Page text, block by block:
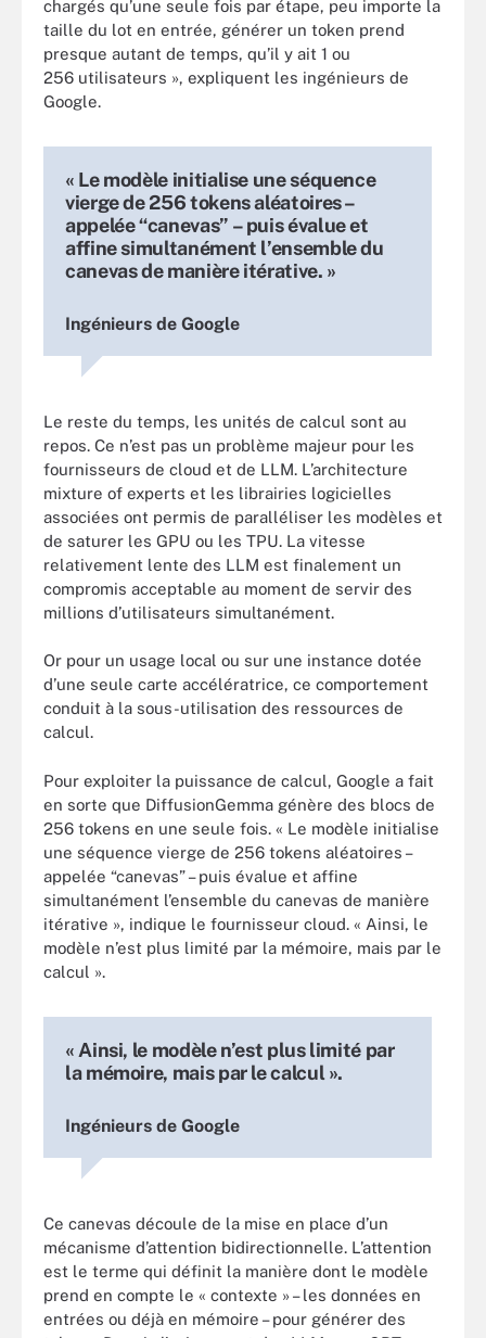
chargés qu’une seule fois par étape, peu importe la
taille du lot en entrée, générer un token prend
presque autant de temps, qu’il y ait 1 ou
256 utilisateurs », expliquent les ingénieurs de
Google.
« Le modèle initialise une séquence
vierge de 256 tokens aléatoires –
appelée “canevas” – puis évalue et
affine simultanément l’ensemble du
canevas de manière itérative. »
Ingénieurs de Google
Le reste du temps, les unités de calcul sont au
repos. Ce n’est pas un problème majeur pour les
fournisseurs de cloud et de LLM. L’architecture
mixture of experts et les librairies logicielles
associées ont permis de paralléliser les modèles et
de saturer les GPU ou les TPU. La vitesse
relativement lente des LLM est finalement un
compromis acceptable au moment de servir des
millions d’utilisateurs simultanément.
Or pour un usage local ou sur une instance dotée
d’une seule carte accélératrice, ce comportement
conduit à la sous-utilisation des ressources de
calcul.
Pour exploiter la puissance de calcul, Google a fait
en sorte que DiffusionGemma génère des blocs de
256 tokens en une seule fois. « Le modèle initialise
une séquence vierge de 256 tokens aléatoires –
appelée “canevas” – puis évalue et affine
simultanément l’ensemble du canevas de manière
itérative », indique le fournisseur cloud. « Ainsi, le
modèle n’est plus limité par la mémoire, mais par le
calcul ».
« Ainsi, le modèle n’est plus limité par
la mémoire, mais par le calcul ».
Ingénieurs de Google
Ce canevas découle de la mise en place d’un
mécanisme d’attention bidirectionnelle. L’attention
est le terme qui définit la manière dont le modèle
prend en compte le « contexte » – les données en
entrées ou déjà en mémoire – pour générer des